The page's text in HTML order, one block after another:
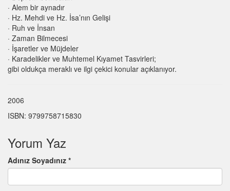
· Alem bir aynadır
· Hz. Mehdi ve Hz. İsa’nın Gelişi
· Ruh ve İnsan
· Zaman Bilmecesi
· İşaretler ve Müjdeler
· Karadelikler ve Muhtemel Kıyamet Tasvirleri;
gibi oldukça meraklı ve ilgi çekici konular açıklanıyor.
2006
ISBN: 9799758715830
Yorum Yaz
Adınız Soyadınız *